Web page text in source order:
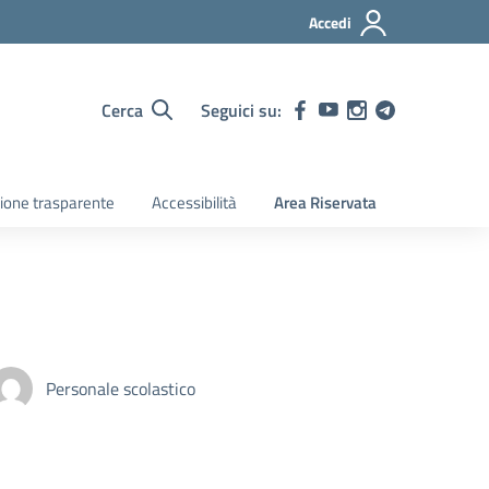
Accedi
Cerca Seguici su:
trasparente Accessibilità Area Riservata
Personale scolastico